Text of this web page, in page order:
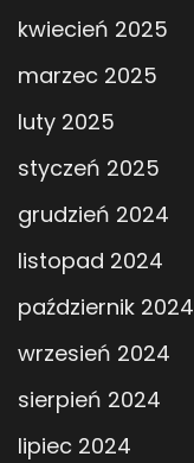
kwiecień 2025
marzec 2025
luty 2025
styczeń 2025
grudzień 2024
listopad 2024
październik 2024
wrzesień 2024
sierpień 2024
lipiec 2024